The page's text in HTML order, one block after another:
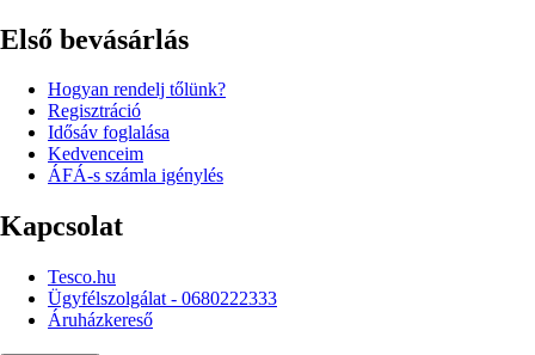
Első bevásárlás
Hogyan rendelj tőlünk?
Regisztráció
Idősáv foglalása
Kedvenceim
ÁFÁ-s számla igénylés
Kapcsolat
Tesco.hu
Ügyfélszolgálat - 0680222333
Áruházkereső